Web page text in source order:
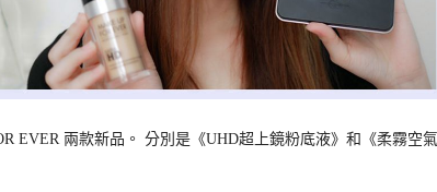
兩款新品。 分別是《UHD超上鏡粉底液》和《柔霧空氣